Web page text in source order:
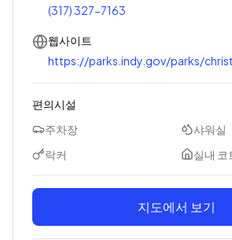
(317) 327-7163
웹사이트
https://parks.indy.gov/parks/
편의시설
주차장
샤워실
락커
실내 코
지도에서 보기